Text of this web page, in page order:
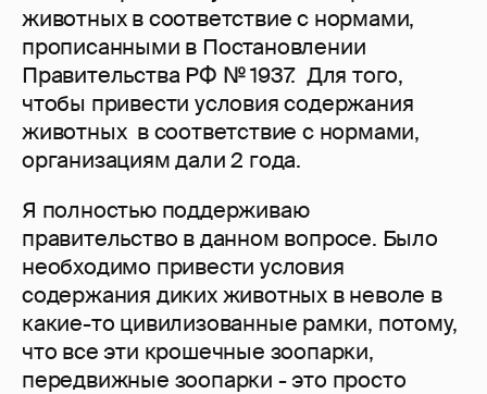
животных в соответствие с нормами,
прописанными в Постановлении
Правительства РФ № 1937. Для того,
чтобы привести условия содержания
животных в соответствие с нормами,
организациям дали 2 года.
Я полностью поддерживаю
правительство в данном вопросе. Было
необходимо привести условия
содержания диких животных в неволе в
какие-то цивилизованные рамки, потому,
что все эти крошечные зоопарки,
передвижные зоопарки - это просто